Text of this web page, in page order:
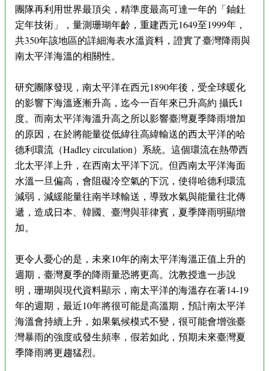
團隊再利用世界最頂尖，精準度最高可達一年的「鈾釷
定年技術」，量測珊瑚年齡，重建西元1649至1999年，
共350年該地區的詳細海表水溫資料，證實了臺灣降雨與
南太平洋海溫的相關性。
研究團隊發現，南太平洋在西元1890年後，受全球暖化
的影響下海溫逐漸升高，迄今一百年來已升高約 攝氏1
度。而南太平洋海溫升高之所以影響臺灣夏季降雨增加
的原因，在於將能量從低緯往高緯輸送的西太平洋的哈
德利環流（Hadley circulation）系統。這個環流在熱帶西
北太平洋上升，在西南太平洋下沉。但西南太平洋海面
水溫一旦偏高，會阻礙冷空氣的下沉，使得哈德利環流
減弱，減緩能量往南半球輸送，導致水氣與能量往北傳
遞，造成日本、韓國、臺灣與菲律賓，夏季降雨明顯增
加。
更令人憂心的是，未來10年的南太平洋海溫正值上升的
週期，臺灣夏季的降雨量恐將更高。沈教授進一步說
明，珊瑚與現代資料顯示，南太平洋的海溫存在著14-19
年的週期，最近10年將很可能是高溫期，預計南太平洋
海溫會持續上升，如果氣候模式不變，很可能會增強臺
灣暴雨的強度或發生頻率，假若如此，預期未來臺灣夏
季降雨將更趨猛烈。